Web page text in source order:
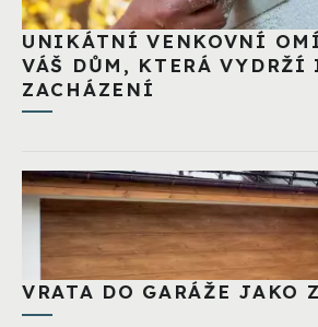
UNIKÁTNÍ VENKOVNÍ
VÁŠ DŮM, KTERÁ VYDRŽÍ
ZACHÁZENÍ
VRATA DO GARÁŽE JAKO